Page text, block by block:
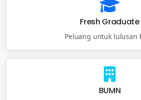
Fresh Graduate
Peluang untuk lulusan
BUMN